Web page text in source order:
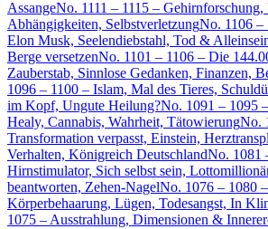
AssangeNo. 1111 – 1115 – Gehirnforschung,
Abhängigkeiten, SelbstverletzungNo. 1106 –
Elon Musk, Seelendiebstahl, Tod &
Berge versetzenNo. 1101 – 1106 – Die
Zauberstab, Sinnlose Gedanken, Finanzen,
1096 – 1100 – Islam, Mal des Tieres,
im Kopf, Ungute Heilung?No. 1091 – 1095
Healy, Cannabis, Wahrheit, TätowierungNo.
Transformation verpasst, Einstein,
Verhalten, Königreich DeutschlandNo. 1081
Hirnstimulator, Sich selbst sein,
beantworten, Zehen-NagelNo. 1076 – 1080
Körperbehaarung, Lügen, Todesangst, In
1075 – Ausstrahlung, Dimensionen &